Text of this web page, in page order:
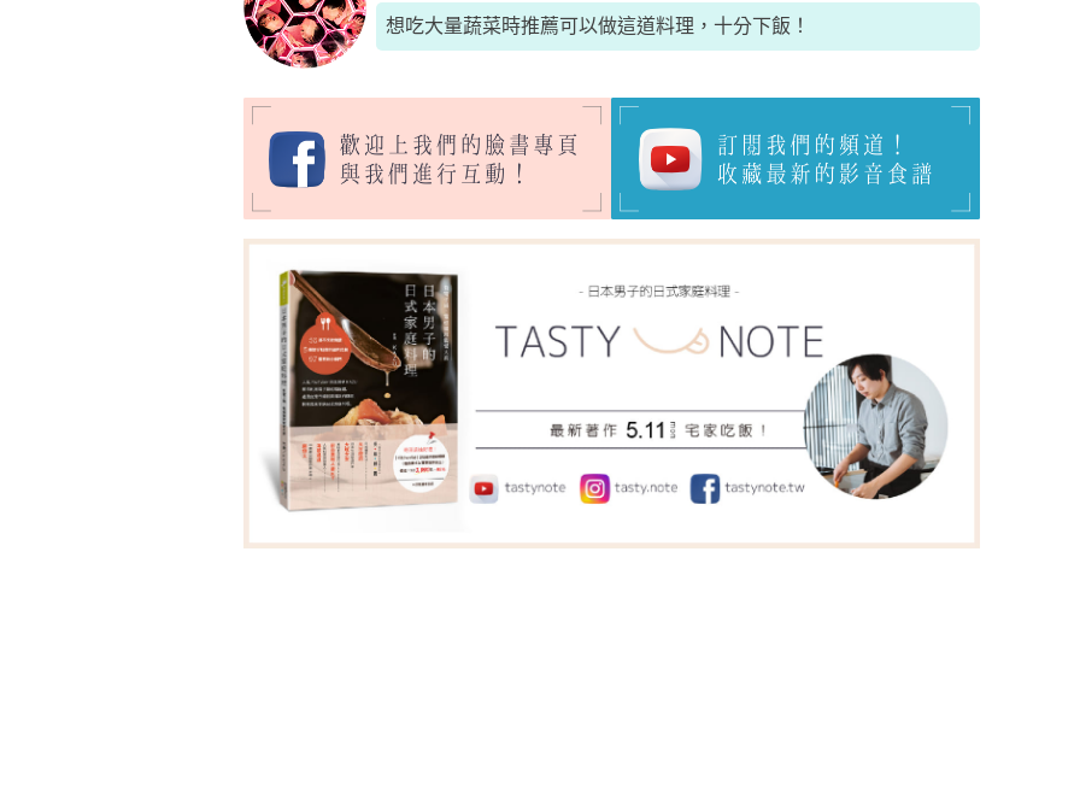
想吃大量蔬菜時推薦可以做這道料理，十分下飯！